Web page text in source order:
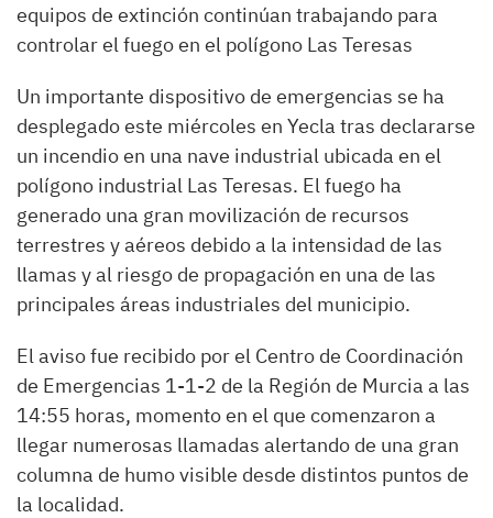
equipos de extinción continúan trabajando para
controlar el fuego en el polígono Las Teresas
Un importante dispositivo de emergencias se ha
desplegado este miércoles en Yecla tras declararse
un incendio en una nave industrial ubicada en el
polígono industrial Las Teresas. El fuego ha
generado una gran movilización de recursos
terrestres y aéreos debido a la intensidad de las
llamas y al riesgo de propagación en una de las
principales áreas industriales del municipio.
El aviso fue recibido por el Centro de Coordinación
de Emergencias 1-1-2 de la Región de Murcia a las
14:55 horas, momento en el que comenzaron a
llegar numerosas llamadas alertando de una gran
columna de humo visible desde distintos puntos de
la localidad.